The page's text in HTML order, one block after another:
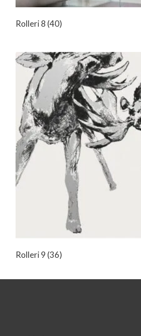
Rolleri 8 (40)
Rolleri 9 (36)